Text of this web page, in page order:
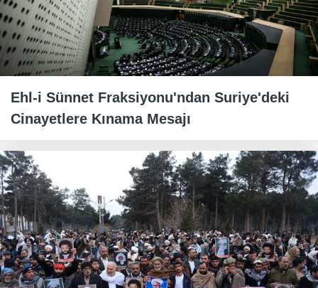
Ehl-i Sünnet Fraksiyonu'ndan Suriye'deki
Cinayetlere Kınama Mesajı